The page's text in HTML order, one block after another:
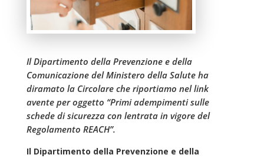
Il Dipartimento della Prevenzione e della
Comunicazione del Ministero della Salute ha
diramato la Circolare che riportiamo nel link
avente per oggetto “Primi adempimenti sulle
schede di sicurezza con lentrata in vigore del
Regolamento REACH”.
Il Dipartimento della Prevenzione e della